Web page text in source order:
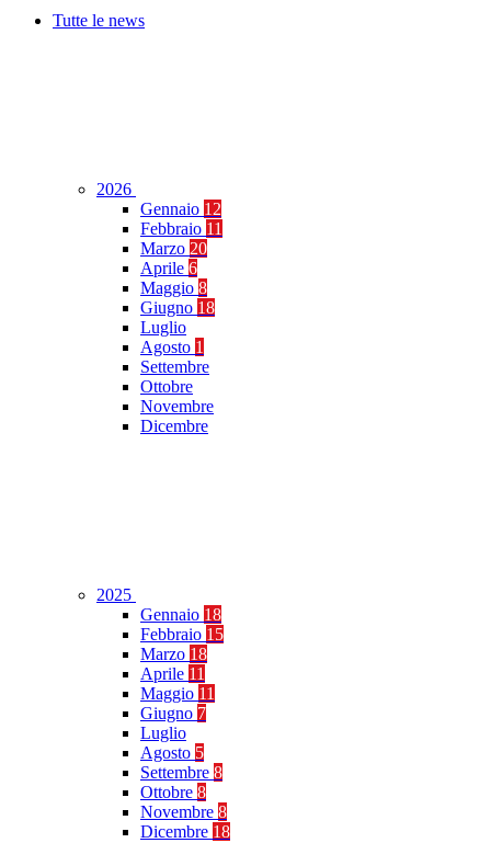
Tutte le news
2026
Gennaio 12
Febbraio 11
Marzo 20
Aprile 6
Maggio 8
Giugno 18
Luglio
Agosto 1
Settembre
Ottobre
Novembre
Dicembre
2025
Gennaio 18
Febbraio 15
Marzo 18
Aprile 11
Maggio 11
Giugno 7
Luglio
Agosto 5
Settembre 8
Ottobre 8
Novembre 8
Dicembre 18